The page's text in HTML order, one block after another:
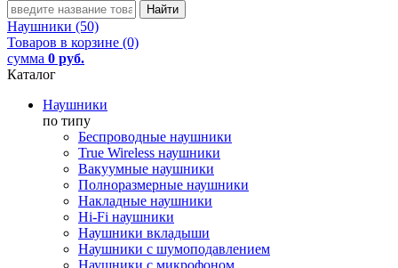
Наушники (50)
Товаров в корзине (0)
сумма 0 руб.
Каталог
Наушники
по типу
Беспроводные наушники
True Wireless наушники
Вакуумные наушники
Полноразмерные наушники
Накладные наушники
Hi-Fi наушники
Наушники вкладыши
Наушники с шумоподавлением
Наушники с микрофоном